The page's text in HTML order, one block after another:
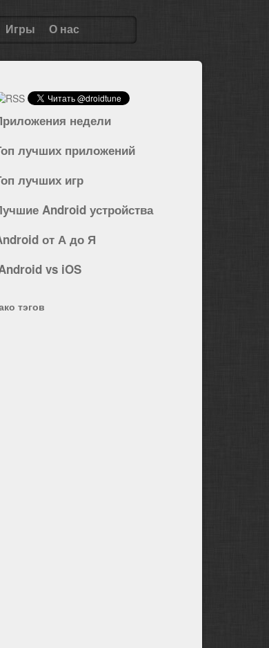
Игры О нас
недели
лучших приложений
лучших игр
Android устройства
от А до Я
vs iOS
тэгов